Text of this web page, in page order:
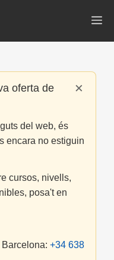
×
oferta de
del web, és
encara no estiguin
cursos, nivells,
posa't en
Barcelona: +34 638